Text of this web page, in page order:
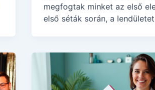
megfogtak minket az első
első séták során, a